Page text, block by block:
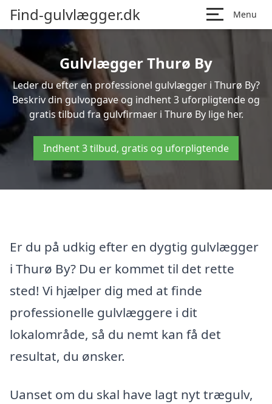
Find-gulvlægger.dk Menu
Gulvlægger Thurø By
Leder du efter en professionel gulvlægger i Thurø By?
Beskriv din gulvopgave og indhent 3 uforpligtende og
gratis tilbud fra gulvfirmaer i Thurø By lige her.
Indhent 3 tilbud, gratis og uforpligtende
Er du på udkig efter en dygtig gulvlægger
i Thurø By? Du er kommet til det rette
sted! Vi hjælper dig med at finde
professionelle gulvlæggere i dit
lokalområde, så du nemt kan få det
resultat, du ønsker.
Uanset om du skal have lagt nyt trægulv,